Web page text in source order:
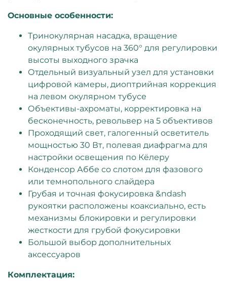
Основные особенности:
Тринокулярная насадка, вращение
окулярных тубусов на 360° для регулировки
высоты выходного зрачка
Отдельный визуальный узел для установки
цифровой камеры, диоптрийная коррекция
на левом окулярном тубусе
Объективы-ахроматы, корректировка на
бесконечность, револьвер на 5 объективов
Проходящий свет, галогенный осветитель
мощностью 30 Вт, полевая диафрагма для
настройки освещения по Кёлеру
Конденсор Аббе со слотом для фазового
или темнопольного слайдера
Грубая и точная фокусировка &ndash
рукоятки расположены коаксиально, есть
механизмы блокировки и регулировки
жесткости для грубой фокусировки
Большой выбор дополнительных
аксессуаров
Комплектация: